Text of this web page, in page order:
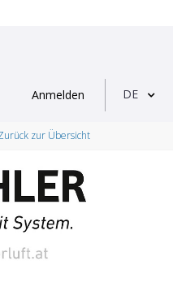
Anmelden DE
zur Übersicht